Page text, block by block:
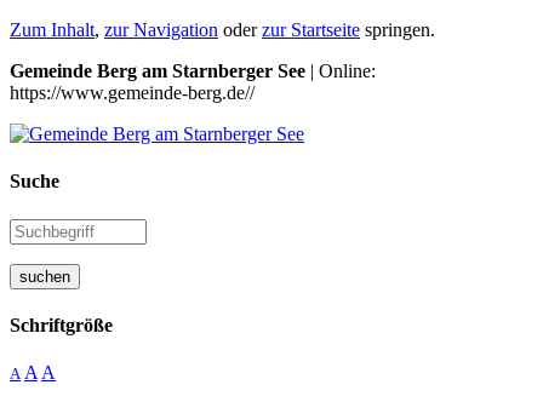
Zum Inhalt, zur Navigation oderzur Startseite springen.
Gemeinde Berg am Starnberger See | Online:
https://www.gemeinde-berg.de//
Suche
suchen
Schriftgröße
A A A